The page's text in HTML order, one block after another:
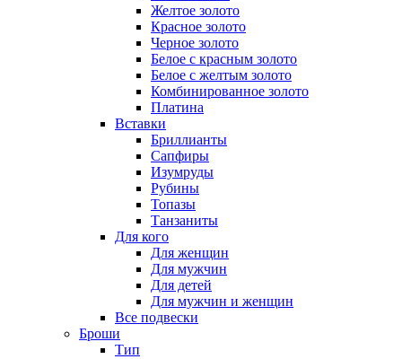
Желтое золото
Красное золото
Черное золото
Белое с красным золото
Белое с желтым золото
Комбинированное золото
Платина
Вставки
Бриллианты
Сапфиры
Изумруды
Рубины
Топазы
Танзаниты
Для кого
Для женщин
Для мужчин
Для детей
Для мужчин и женщин
Все подвески
Броши
Тип